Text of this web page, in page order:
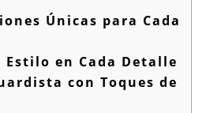
Únicas para Cada
en Cada Detalle
con Toques de